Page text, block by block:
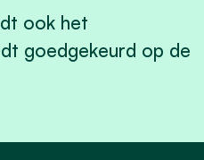
ook het
goedgekeurd op de